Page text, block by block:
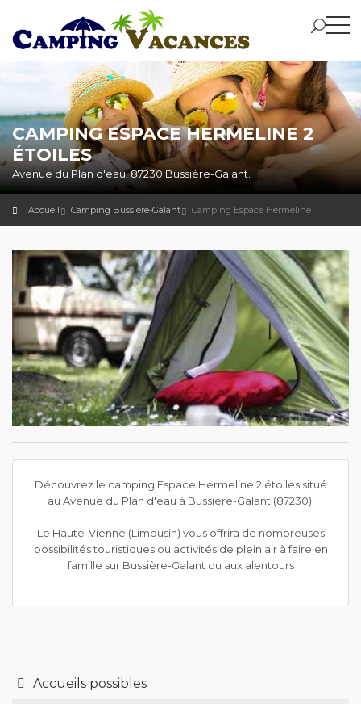
CAMPING ESPACE HERMELINE 2
ÉTOILES
Avenue du Plan d'eau, 87230 Bussière-Galant.
Accueil Camping Bussière-Galant Camping Espace Hermeline
Découvrez le camping Espace Hermeline 2 étoiles situé
au Avenue du Plan d'eau à Bussière-Galant (87230).
Le Haute-Vienne (Limousin) vous offrira de nombreuses
possibilités touristiques ou activités de plein air à faire en
famille sur Bussière-Galant ou aux alentours
Accueils possibles